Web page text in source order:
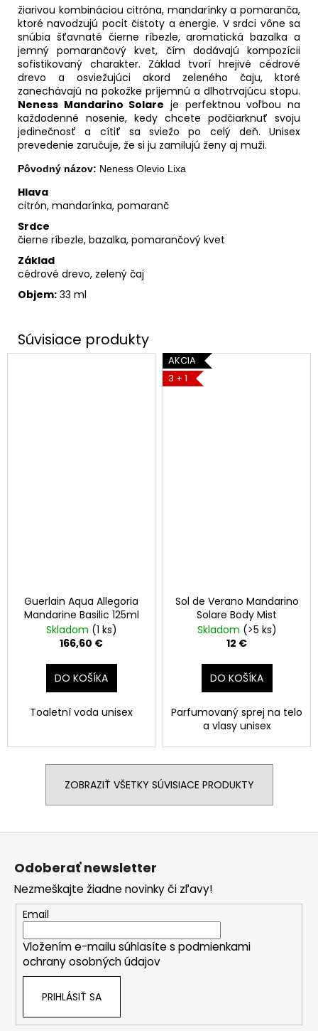
žiarivou kombináciou citróna, mandarínky a pomaranča,
ktoré navodzujú pocit čistoty a energie. V srdci vône sa
snúbia šťavnaté čierne ríbezle, aromatická bazalka a
jemný pomarančový kvet, čím dodávajú kompozícii
sofistikovaný charakter. Základ tvorí hrejivé cédrové
drevo a osviežujúci akord zeleného čaju, ktoré
zanechávajú na pokožke príjemnú a dlhotrvajúcu stopu.
Neness Mandarino Solare je perfektnou voľbou na
každodenné nosenie, kedy chcete podčiarknuť svoju
jedinečnosť a cítiť sa sviežo po celý deň. Unisex
prevedenie zaručuje, že si ju zamilujú ženy aj muži.
Pôvodný názov: Neness Olevio Lixa
Hlava
citrón, mandarínka, pomaranč
Srdce
čierne ríbezle, bazalka, pomarančový kvet
Základ
cédrové drevo, zelený čaj
Objem: 33 ml
Guerlain Aqua Allegoria
Mandarine Basilic 125ml
Skladom (1 ks)
166,60 €
DO KOŠÍKA
Toaletní voda unisex
AKCIA
3 + 1
Sol de Verano Mandarino
Solare Body Mist
Skladom (>5 ks)
12 €
DO KOŠÍKA
Parfumovaný sprej na telo
a vlasy unisex
ZOBRAZIŤ VŠETKY SÚVISIACE PRODUKTY
Z
Odoberať newsletter
Nezmeškajte žiadne novinky či zľavy!
Email
Vložením e-mailu súhlasíte s podmienkami
ochrany osobných údajov
PRIHLÁSIŤ SA